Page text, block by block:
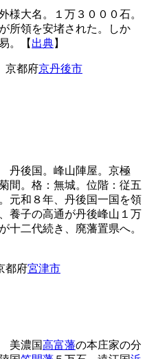
様大名。１万３０００石。
所領を安堵された。しか
。【 出典】
京都府京丹後市
後国。峰山陣屋。京極
間。格：無城。位階：従五
元和８年、丹後国一国を領
養子の高通が丹後峰山１万
十二代続き、廃藩置県へ。
都府宮津市
美濃国高富藩の本庄家の分